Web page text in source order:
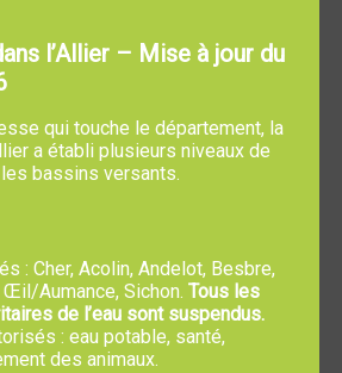
l’Allier – Mise à jour du
qui touche le département, la
a établi plusieurs niveaux de
bassins versants.
: Cher, Acolin, Andelot, Besbre,
Aumance, Sichon. Tous les
de l’eau sont suspendus.
: eau potable, santé,
des animaux.